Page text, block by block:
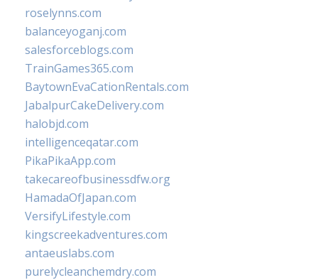
roselynns.com
balanceyoganj.com
salesforceblogs.com
TrainGames365.com
BaytownEvaCationRentals.com
JabalpurCakeDelivery.com
halobjd.com
intelligenceqatar.com
PikaPikaApp.com
takecareofbusinessdfw.org
HamadaOfJapan.com
VersifyLifestyle.com
kingscreekadventures.com
antaeuslabs.com
purelycleanchemdry.com